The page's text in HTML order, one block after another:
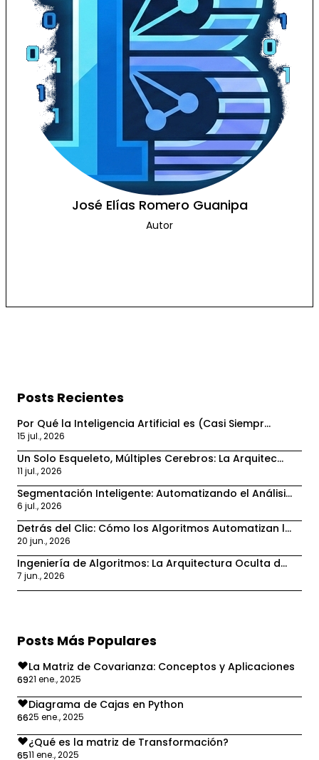
José Elías Romero Guanipa
Autor
Posts Recientes
Por Qué la Inteligencia Artificial es (Casi Siempr...
15 jul., 2026
Un Solo Esqueleto, Múltiples Cerebros: La Arquitec...
11 jul., 2026
Segmentación Inteligente: Automatizando el Análisi...
6 jul., 2026
Detrás del Clic: Cómo los Algoritmos Automatizan l...
20 jun., 2026
Ingeniería de Algoritmos: La Arquitectura Oculta d...
7 jun., 2026
Posts Más Populares
69
La Matriz de Covarianza: Conceptos y Aplicaciones
21 ene., 2025
66
Diagrama de Cajas en Python
25 ene., 2025
65
¿Qué es la matriz de Transformación?
11 ene., 2025